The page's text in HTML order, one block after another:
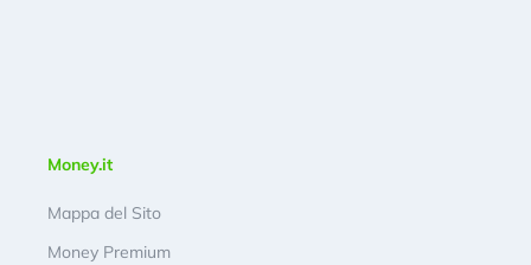
Money.it
Mappa del Sito
Money Premium